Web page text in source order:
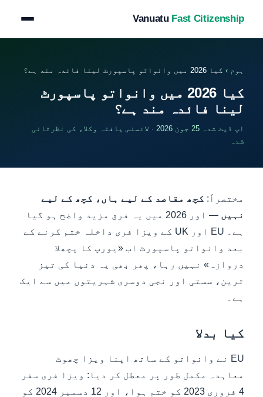
Vanuatu Fast Citizenship
ہوم › کیا 2026 میں وانواتو پاسپورٹ لینا فائدہ مند ہے؟
کیا 2026 میں وانواتو پاسپورٹ
لینا فائدہ مند ہے؟
اپ ڈیٹ شدہ 25 جون 2026 · لائسنس یافتہ وکلاء کی نظرثانی
شدہ
مختصراً: کچھ مقاصد کے لیے ہاں، کچھ کے لیے
نہیں
— اور 2026 میں یہ فرق مزید واضح ہو گیا
ہے۔ EU اور UK کے ویزا فری داخلہ ختم کرنے کے
بعد وانواتو پاسپورٹ اب «یورپ کا پچھلا
دروازہ» نہیں رہا، پھر بھی یہ دنیا کی تیز
ترین، سستی اور نجی دوسری شہریتوں میں سے ایک
ہے۔
کیا بدلا
EU نے وانواتو کے ساتھ اپنا ویزا چھوٹ
معاہدہ مکمل طور پر معطل کر دیا: ویزا فری سفر
4 فروری 2023 کو ختم ہوا، اور 12 دسمبر 2024 کو